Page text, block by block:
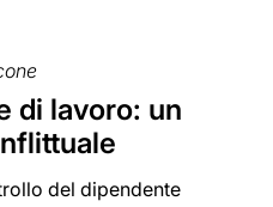
di lavoro: un
del dipendente